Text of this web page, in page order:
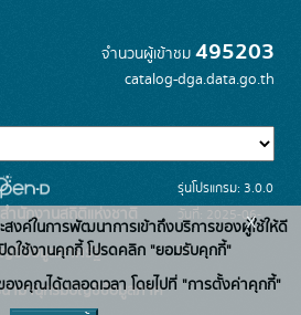
จำนวนผู้เข้าชม 495203
catalog-dga.data.go.th
ำนักงานสถิติแห่งชาติ
ชีข้อมูลภาครัฐ
ามานุกรมบัญชีข้อมูลภาค
รุ่นโปรแกรม: 3.0.0
วันที่: 2025-06-
26
สงค์ในการพัฒนาการเข้าถึงบริการของผู้ใช้ให้ดี
ดใช้งานคุกกี้ โปรดคลิก "ยอมรับคุกกี้"
งคุณได้ตลอดเวลา โดยไปที่ "การตั้งค่าคุกกี้"
x